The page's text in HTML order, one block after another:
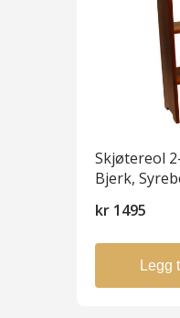
Skjøtereol
Bjerk,
kr 1495
Legg